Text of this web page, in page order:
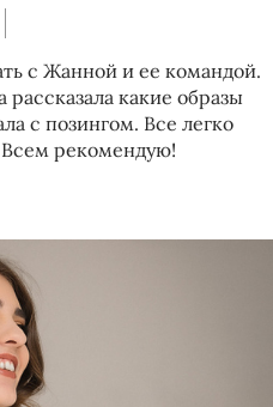
с Жанной и ее командой.
какие образы
с позингом. Все легко
рекомендую!